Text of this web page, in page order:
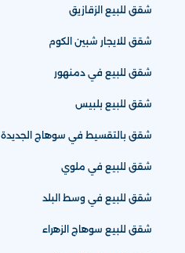
شقق للبيع الزقازيق
شقق للايجار شبين الكوم
شقق للبيع في دمنهور
شقق للبيع بلبيس
شقق بالتقسيط في سوهاج الجديدة
شقق للبيع في ملوي
شقق للبيع في وسط البلد
شقق للبيع سوهاج الزهراء